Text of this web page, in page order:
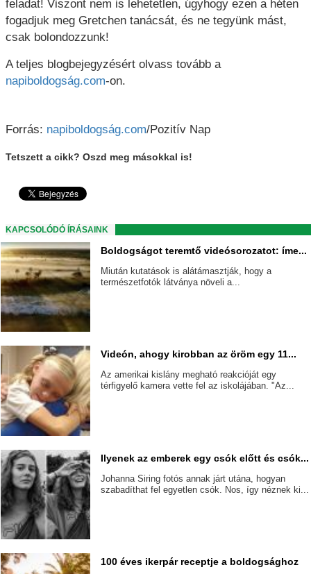
feladat! Viszont nem is lehetetlen, úgyhogy ezen a héten
fogadjuk meg Gretchen tanácsát, és ne tegyünk mást,
csak bolondozzunk!
A teljes blogbejegyzésért olvass tovább a
napiboldogság.com-on.
Forrás: napiboldogság.com/Pozitív Nap
Tetszett a cikk? Oszd meg másokkal is!
KAPCSOLÓDÓ ÍRÁSAINK
Boldogságot teremtő videósorozatot: íme...
Miután kutatások is alátámasztják, hogy a
természetfotók látványa növeli a...
Videón, ahogy kirobban az öröm egy 11...
Az amerikai kislány megható reakcióját egy
térfigyelő kamera vette fel az iskolájában. "Az...
Ilyenek az emberek egy csók előtt és csók...
Johanna Siring fotós annak járt utána, hogyan
szabadíthat fel egyetlen csók. Nos, így néznek ki...
100 éves ikerpár receptje a boldogsághoz